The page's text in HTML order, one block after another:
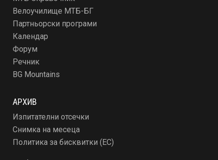
Велоучилище МТБ-БГ
Партньорски програми
Календар
Форум
Речник
BG Mountains
АРХИВ
Изпитателни отсечки
Снимка на месеца
Политика за бисквитки (ЕС)